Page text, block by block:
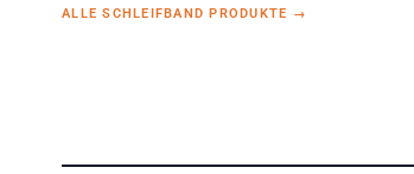
ALLE SCHLEIFBAND PRODUKTE →